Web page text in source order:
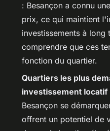
: Besançon a connu
prix, ce qui maintient
investissements à
comprendre que ces
fonction du quartier.
Quartiers les plus
investissement locatif
Besançon se
offrent un potentiel de